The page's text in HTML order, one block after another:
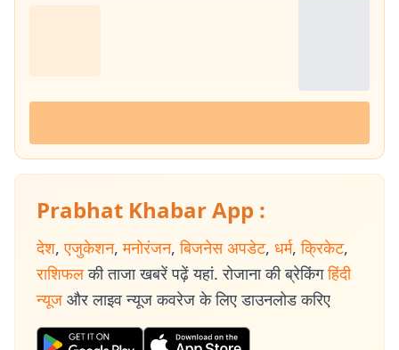
Prabhat Khabar App :
देश, एजुकेशन, मनोरंजन, बिजनेस अपडेट, धर्म, क्रिकेट,
राशिफल की ताजा खबरें पढ़ें यहां. रोजाना की ब्रेकिंग हिंदी
न्यूज और लाइव न्यूज कवरेज के लिए डाउनलोड करिए